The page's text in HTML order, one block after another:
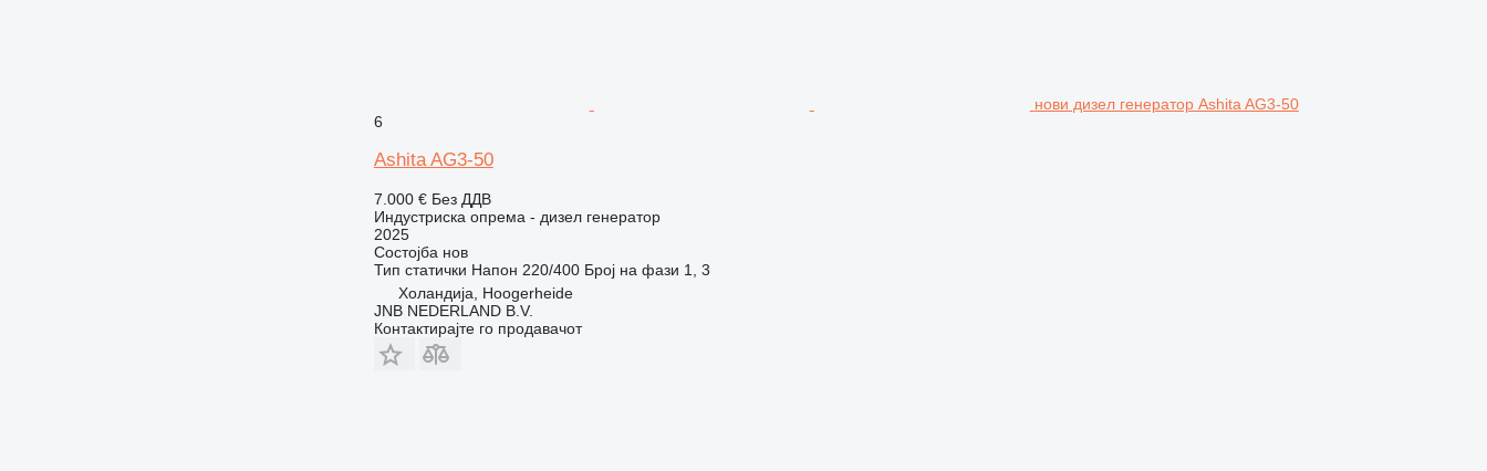
нови дизел генератор Ashita AG3-50
6
Ashita AG3-50
7.000 € Без ДДВ
Индустриска опрема - дизел генератор
2025
Состојба нов
Тип статички Напон 220/400 Број на фази 1, 3
Холандија, Hoogerheide
JNB NEDERLAND B.V.
Контактирајте го продавачот